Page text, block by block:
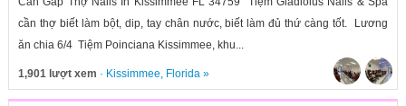
cần thợ biết làm bột, dip, tay chân nước, biết làm đủ thứ càng tốt. Lương
ăn chia 6/4 Tiệm Poinciana Kissimmee, khu...
1,901 lượt xem · Kissimmee, Florida»